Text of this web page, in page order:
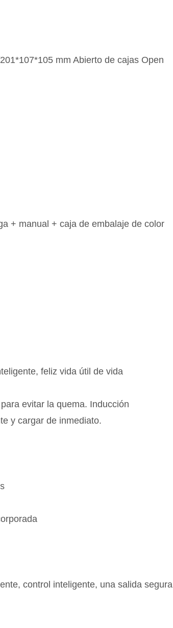
mm Abierto de cajas Open
+ manual + caja de embalaje de color
feliz vida útil de vida
evitar la quema. Inducción
y cargar de inmediato.
control inteligente, una salida segura